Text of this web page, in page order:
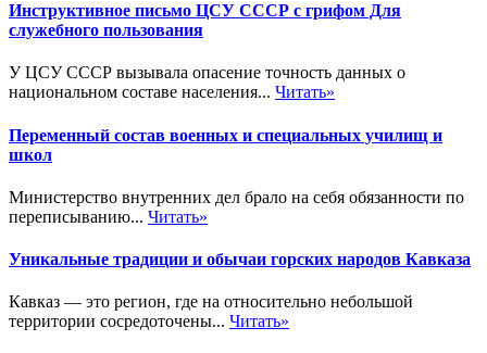
Инструктивное письмо ЦСУ СССР с грифом Для
служебного пользования
У ЦСУ СССР вызывала опасение точность данных о
национальном составе населения... Читать»
Переменный состав военных и специальных училищ и
школ
Министерство внутренних дел брало на себя обязанности по
переписыванию... Читать»
Уникальные традиции и обычаи горских народов Кавказа
Кавказ — это регион, где на относительно небольшой
территории сосредоточены... Читать»